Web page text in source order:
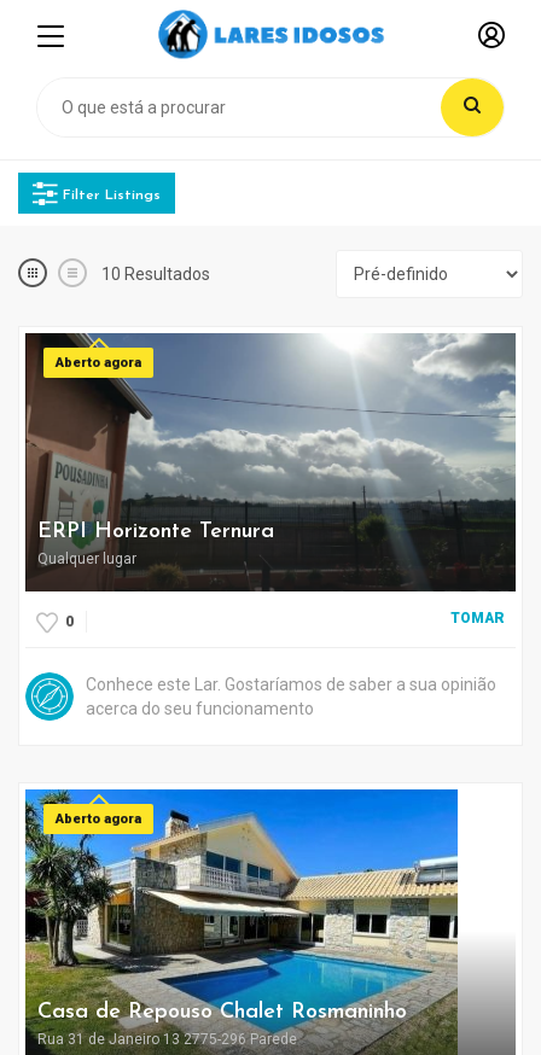
Filter Listings
10 Resultados
Aberto agora
ERPI Horizonte Ternura
Qualquer lugar
0 TOMAR
Conhece este Lar. Gostaríamos de saber a sua opinião
acerca do seu funcionamento
Aberto agora
Casa de Repouso Chalet Rosmaninho
Rua 31 de Janeiro 13 2775-296 Parede